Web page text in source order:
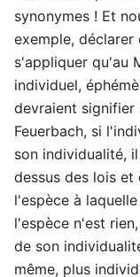
synonymes ! Et
exemple, déclarer
s'appliquer qu'au
individuel,
devraient signifier
Feuerbach, si
son individualité,
dessus des lois et
l'espèce à
l'espèce n'est
de son
même, plus